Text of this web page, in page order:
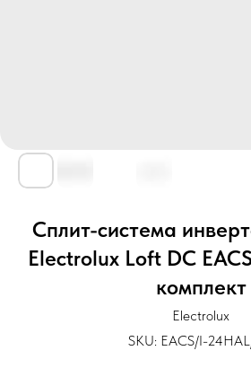
Сплит-система
Electrolux Loft DC
комплект
Electrolux
SKU: EACS/I-